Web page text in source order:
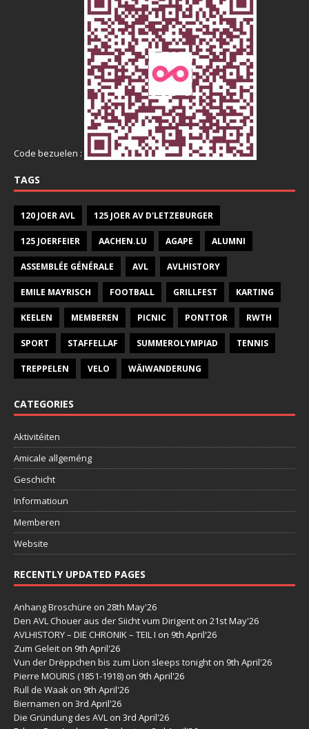
Code bezuelen :
TAGS
120 JOER AVL 125 JOER AV D'LETZEBURGER
125 JOERFEIER AACHEN.LU AGAPE ALUMNI
ASSEMBLÉE GÉNÉRALE AVL AVLHISTORY
EMILE MAYRISCH FOOTBALL GRILLFEST KARTING
KEELEN MEMBEREN PICNIC PONTTOR RWTH
SPORT STAFFELLAF SUMMEROLYMPIAD TENNIS
TREPPELEN VELO WÄIWANDERUNG
CATEGORIES
Aktivitéiten
Amicale allgeméng
Geschicht
Informatioun
Memberen
Website
RECENTLY UPDATED PAGES
Anhang Broschüre on 28th May'26
Den AVL Chouer aus der Siicht vum Dirigent on 21st May'26
AVLHISTORY – DIE CHRONIK – TEIL I on 9th April'26
Zum Geleit on 9th April'26
Vun der Drëppchen bis zum Lion sleeps tonight on 9th April'26
Pierre MOURIS (1851-1918) on 9th April'26
Rull de Waak on 9th April'26
Biernamen on 3rd April'26
Die Gründung des AVL on 3rd April'26